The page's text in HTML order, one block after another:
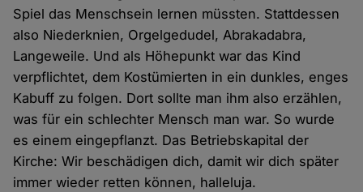
Spiel das Menschsein lernen müssten. Stattdessen
also Niederknien, Orgelgedudel, Abrakadabra,
Langeweile. Und als Höhepunkt war das Kind
verpflichtet, dem Kostümierten in ein dunkles, enges
Kabuff zu folgen. Dort sollte man ihm also erzählen,
was für ein schlechter Mensch man war. So wurde
es einem eingepflanzt. Das Betriebskapital der
Kirche: Wir beschädigen dich, damit wir dich später
immer wieder retten können, halleluja.